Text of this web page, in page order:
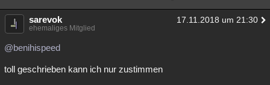
sarevok 17.11.2018 um 21:30
ehemaliges Mitglied
@benihispeed
toll geschrieben kann ich nur zustimmen